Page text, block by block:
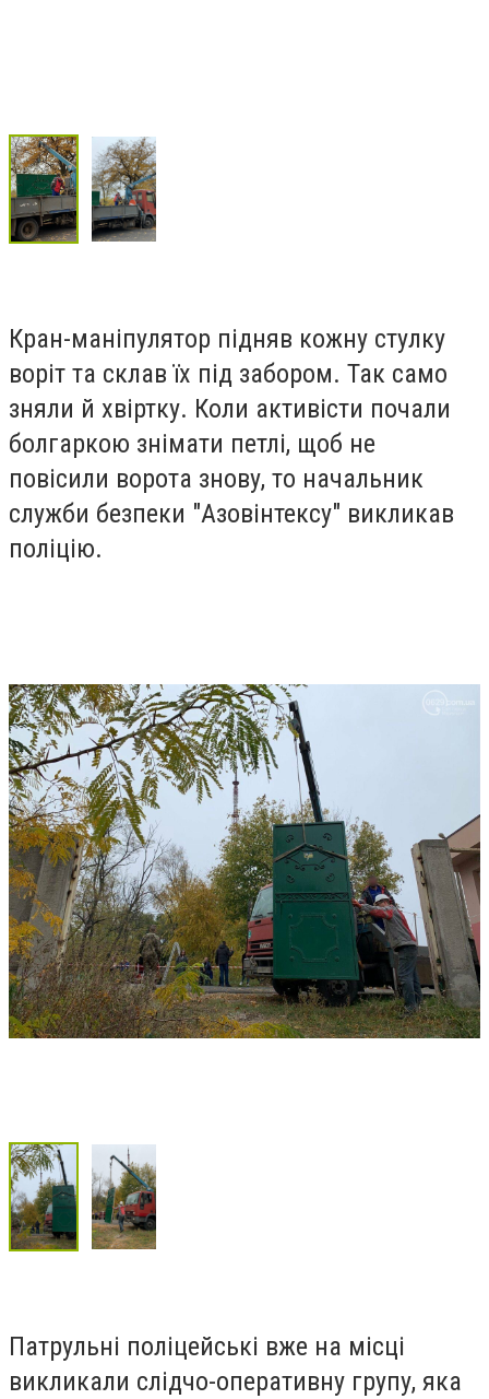
Кран-маніпулятор підняв кожну стулку
воріт та склав їх під забором. Так само
зняли й хвіртку. Коли активісти почали
болгаркою знімати петлі, щоб не
повісили ворота знову, то начальник
служби безпеки "Азовінтексу" викликав
поліцію.
Патрульні поліцейські вже на місці
викликали слідчо-оперативну групу, яка